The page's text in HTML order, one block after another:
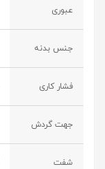
عبوری
جنس بدنه
فشار کاری
جهت گردش
شفت